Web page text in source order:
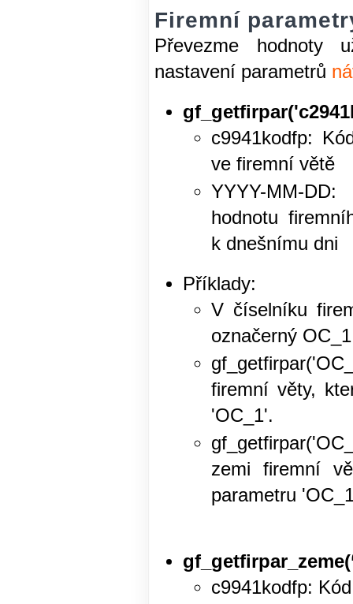
Firemní
Převezme hodnoty
nastavení parametrů
c9941kodfp:
ve firemní větě
YYYY-MM-
hodnotu
k dnešnímu dni
Příklady:
V číselníku
označerný OC_1
firemní věty,
'OC_1'.
zemi firemní
parametru
c9941kodfp: